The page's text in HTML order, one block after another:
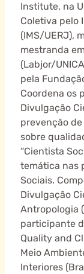
Institute, na
Coletiva pelo
(IMS/UERJ),
mestranda
(Labjor/
pela
Coordena os
Divulgação
prevenção de
sobre
“Cientista
temática nas
Sociais.
Divulgação
Antropologia
participante
Quality and
Meio
Interiores